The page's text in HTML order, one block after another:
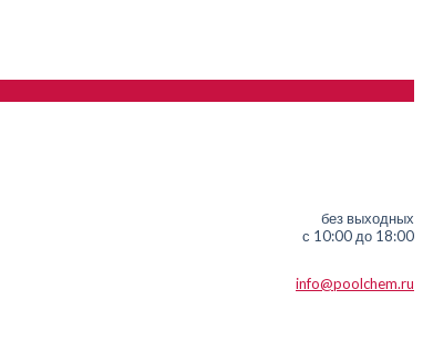
без выходных
с 10:00 до 18:00
info@poolchem.ru